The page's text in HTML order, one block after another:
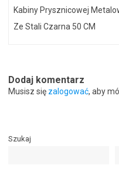
Kabiny Prysznicowej
Ze Stali Czarna 50 CM
Dodaj komentarz
Musisz się zalogować, aby
Szukaj